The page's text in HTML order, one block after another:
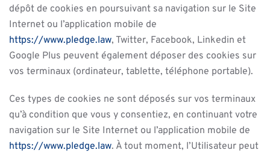
dépôt de cookies en poursuivant sa navigation sur le Site
Internet ou l’application mobile de
https://www.pledge.law, Twitter, Facebook, Linkedin et
Google Plus peuvent également déposer des cookies sur
vos terminaux (ordinateur, tablette, téléphone portable).
Ces types de cookies ne sont déposés sur vos terminaux
qu’à condition que vous y consentiez, en continuant votre
navigation sur le Site Internet ou l’application mobile de
https://www.pledge.law. À tout moment, l’Utilisateur peut